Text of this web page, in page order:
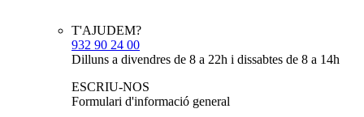
T'AJUDEM?
932 90 24 00
Dilluns a divendres de 8 a 22h i dissabtes de 8 a 14h
ESCRIU-NOS
Formulari d'informació general